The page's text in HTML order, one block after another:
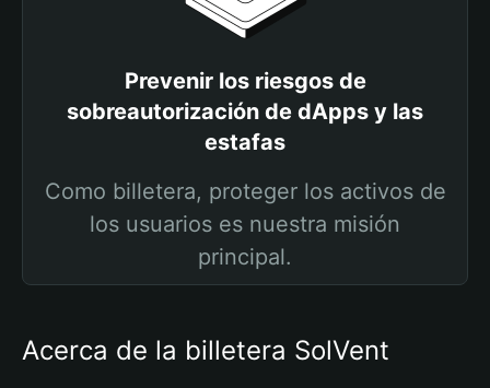
Prevenir los riesgos de
sobreautorización de dApps y las
estafas
Como billetera, proteger los activos de
los usuarios es nuestra misión
principal.
Acerca de la billetera SolVent